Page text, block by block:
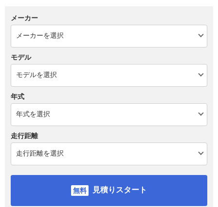
メーカー
モデル
年式
走行距離
見積りスタート